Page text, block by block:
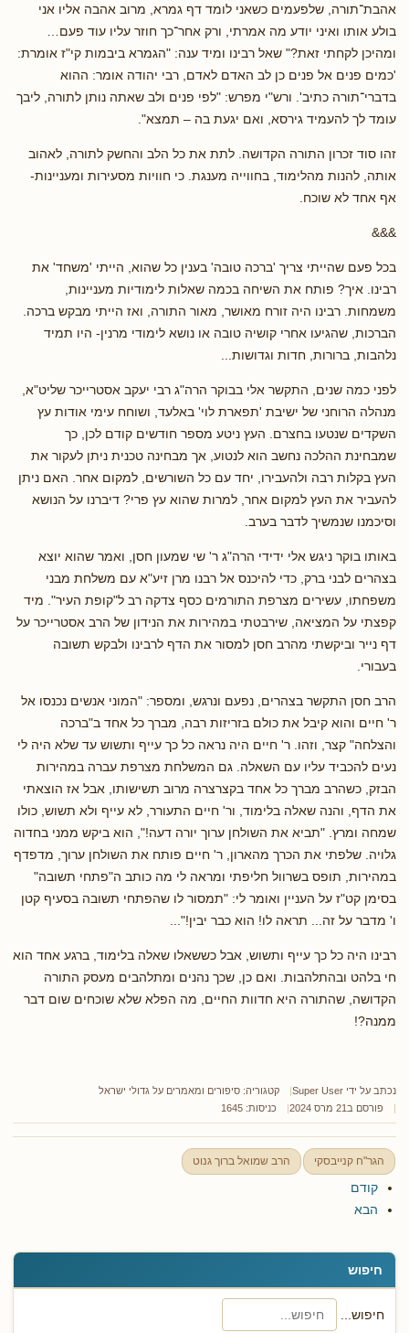
חיפוש
חיפוש...
אהבת־תורה, שלפעמים כשאני לומד דף גמרא, מרוב אהבה אליו אני
בולע אותו ואיני יודע מה אמרתי, ורק אחר־כך חוזר עליו עוד פעם…
ומהיכן לקחתי זאת?" שאל רבינו ומיד ענה: "הגמרא ביבמות קי"ז אומרת:
'כמים פנים אל פנים כן לב האדם לאדם, רבי יהודה אומר: ההוא
בדברי־תורה כתיב'. ורש"י מפרש: "לפי פנים ולב שאתה נותן לתורה, ליבך
עומד לך להעמיד גירסא, ואם יגעת בה – תמצא".
זהו סוד זכרון התורה הקדושה. לתת את כל הלב והחשק לתורה, לאהוב
אותה, להנות מהלימוד, בחווייה מענגת. כי חוויות מסעירות ומעניינות-
אף אחד לא שוכח.
&&&
בכל פעם שהייתי צריך 'ברכה טובה' בענין כל שהוא, הייתי 'משחד' את
רבינו. איך? פותח את השיחה בכמה שאלות לימודיות מעניינות,
משמחות. רבינו היה זורח מאושר, מאור התורה, ואז הייתי מבקש ברכה.
הברכות, שהגיעו אחרי קושיה טובה או נושא לימודי מרנין- היו תמיד
נלהבות, ברורות, חדות וגדושות...
לפני כמה שנים, התקשר אלי בבוקר הרה"ג רבי יעקב אסטרייכר שליט"א,
מנהלה הרוחני של ישיבת 'תפארת לוי' באלעד, ושוחח עימי אודות עץ
השקדים שנטעו בחצרם. העץ ניטע מספר חודשים קודם לכן, כך
שמבחינת ההלכה נחשב הוא לנטוע, אך מבחינה טכנית ניתן לעקור את
העץ בקלות רבה ולהעבירו, יחד עם כל השורשים, למקום אחר. האם ניתן
להעביר את העץ למקום אחר, למרות שהוא עץ פרי? דיברנו על הנושא
וסיכמנו שנמשיך לדבר בערב.
באותו בוקר ניגש אלי ידידי הרה"ג ר' שי שמעון חסן, ואמר שהוא יוצא
בצהרים לבני ברק, כדי להיכנס אל רבנו מרן זיע"א עם משלחת מבני
משפחתו, עשירים מצרפת התורמים כסף צדקה רב ל"קופת העיר". מיד
קפצתי על המציאה, שירבטתי במהירות את הנידון של הרב אסטרייכר על
דף נייר וביקשתי מהרב חסן למסור את הדף לרבינו ולבקש תשובה
בעבורי.
הרב חסן התקשר בצהרים, נפעם ונרגש, ומספר: "המוני אנשים נכנסו אל
ר' חיים והוא קיבל את כולם בזריזות רבה, מברך כל אחד ב"ברכה
והצלחה" קצר, וזהו. ר' חיים היה נראה כל כך עייף ותשוש עד שלא היה לי
נעים להכביד עליו עם השאלה. גם המשלחת מצרפת עברה במהירות
הבזק, כשהרב מברך כל אחד בקצרצרה מרוב תשישותו, אבל אז הוצאתי
את הדף, והנה שאלה בלימוד, ור' חיים התעורר, לא עייף ולא תשוש, כולו
שמחה ומרץ. "תביא את השולחן ערוך יורה דעה!", הוא ביקש ממני בחדוה
גלויה. שלפתי את הכרך מהארון, ר' חיים פותח את השולחן ערוך, מדפדף
במהירות, תופס בשרוול חליפתי ומראה לי מה כותב ה"פתחי תשובה"
בסימן קט"ז על העניין ואומר לי: "תמסור לו שהפתחי תשובה בסעיף קטן
ו' מדבר על זה... תראה לו! הוא כבר יבין!"...
רבינו היה כל כך עייף ותשוש, אבל כששאלו שאלה בלימוד, ברגע אחד הוא
חי בלהט ובהתלהבות. ואם כן, שכך נהנים ומתלהבים מעסק התורה
הקדושה, שהתורה היא חדוות החיים, מה הפלא שלא שוכחים שום דבר
ממנה?!
נכתב על ידי Super User קטגוריה: סיפורים ומאמרים על גדולי ישראל
פורסם ב21 מרס 2024
כניסות: 1645
הגר"ח קנייבסקי הרב שמואל ברוך גנוט
קודם
הבא